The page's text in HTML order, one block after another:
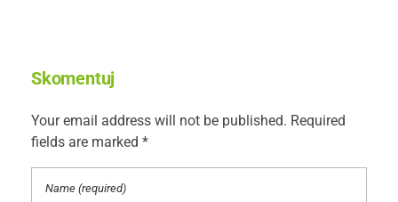
Skomentuj
Your email address will not be published. Required
fields are marked *